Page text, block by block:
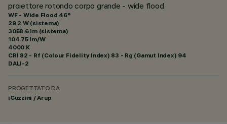
proiettore rotondo corpo grande - wide flood
WF - Wide Flood 46°
29.2 W (sistema)
3058.6 lm (sistema)
104.75 lm/W
4000 K
CRI 82 - Rf (Colour Fidelity Index) 83 - Rg (Gamut Index) 94
DALI-2
PROGETTATO DA
iGuzzini / Arup